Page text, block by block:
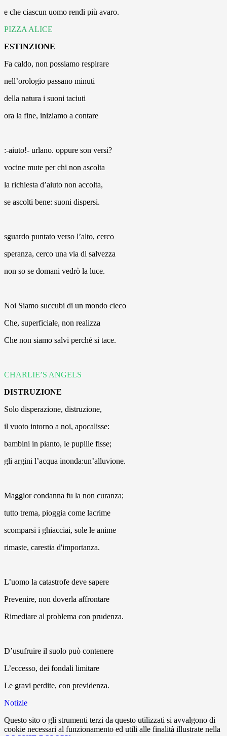
e che ciascun uomo rendi più avaro.
PIZZA ALICE
ESTINZIONE
Fa caldo, non possiamo respirare
nell’orologio passano minuti
della natura i suoni taciuti
ora la fine, iniziamo a contare
:-aiuto!- urlano. oppure son versi?
vocine mute per chi non ascolta
la richiesta d’aiuto non accolta,
se ascolti bene: suoni dispersi.
sguardo puntato verso l’alto, cerco
speranza, cerco una via di salvezza
non so se domani vedrò la luce.
Noi Siamo succubi di un mondo cieco
Che, superficiale, non realizza
Che non siamo salvi perché si tace.
CHARLIE’S ANGELS
DISTRUZIONE
Solo disperazione, distruzione,
il vuoto intorno a noi, apocalisse:
bambini in pianto, le pupille fisse;
gli argini l’acqua inonda:un’alluvione.
Maggior condanna fu la non curanza;
tutto trema, pioggia come lacrime
scomparsi i ghiacciai, sole le anime
rimaste, carestia d'importanza.
L’uomo la catastrofe deve sapere
Prevenire, non doverla affrontare
Rimediare al problema con prudenza.
D’usufruire il suolo può contenere
L’eccesso, dei fondali limitare
Le gravi perdite, con previdenza.
Notizie
Questo sito o gli strumenti terzi da questo utilizzati si avvalgono di
cookie necessari al funzionamento ed utili alle finalità illustrate nella